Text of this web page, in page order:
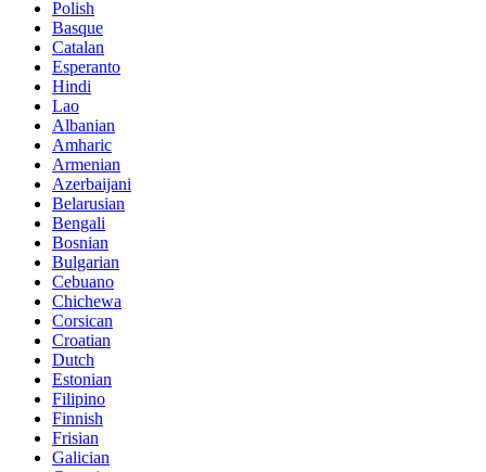
Polish
Basque
Catalan
Esperanto
Hindi
Lao
Albanian
Amharic
Armenian
Azerbaijani
Belarusian
Bengali
Bosnian
Bulgarian
Cebuano
Chichewa
Corsican
Croatian
Dutch
Estonian
Filipino
Finnish
Frisian
Galician